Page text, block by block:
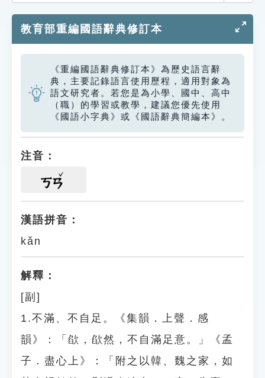
貓頭鷹博士
教育部重編國語辭典修訂本
《重編國語辭典修訂本》為歷史語言辭
典，主要記錄語言使用歷程，適用對象為
語文研究者。若您是為小學、國中、高中
（職）的學習或教學，建議您優先使用
《國語小字典》或《國語辭典簡編本》。
注音：
ㄎㄢ
漢語拼音：
kǎn
解釋：
[副]
1.不滿、不自足。《集韻．上聲．感
韻》：「欿，欿然，不自滿足意。」《孟
子．盡心上》：「附之以韓、魏之家，如